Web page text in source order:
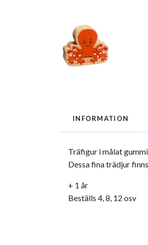
INFORMATION
Träfigur i målat
Dessa fina trädjur
+ 1 år
Beställs 4, 8, 12 osv